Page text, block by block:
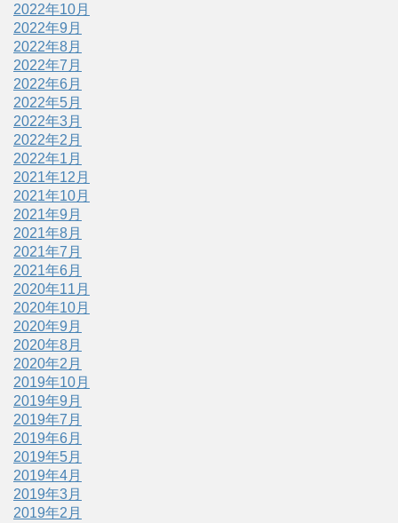
2022年10月
2022年9月
2022年8月
2022年7月
2022年6月
2022年5月
2022年3月
2022年2月
2022年1月
2021年12月
2021年10月
2021年9月
2021年8月
2021年7月
2021年6月
2020年11月
2020年10月
2020年9月
2020年8月
2020年2月
2019年10月
2019年9月
2019年7月
2019年6月
2019年5月
2019年4月
2019年3月
2019年2月